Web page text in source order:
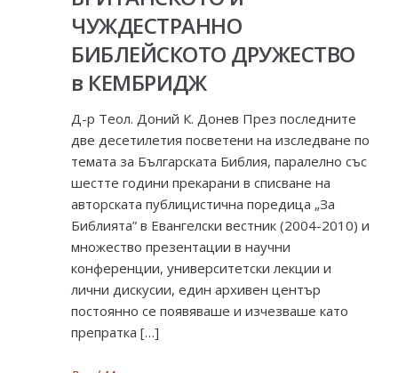
ЧУЖДЕСТРАННО
БИБЛЕЙСКОТО ДРУЖЕСТВО
в КЕМБРИДЖ
Д-р Теол. Доний К. Донев През последните
две десетилетия посветени на изследване по
темата за Българската Библия, паралелно със
шестте години прекарани в списване на
авторската публицистична поредица „За
Библията” в Евангелски вестник (2004-2010) и
множество презентации в научни
конференции, университетски лекции и
лични дискусии, един архивен център
постоянно се появяваше и изчезваше като
препратка […]